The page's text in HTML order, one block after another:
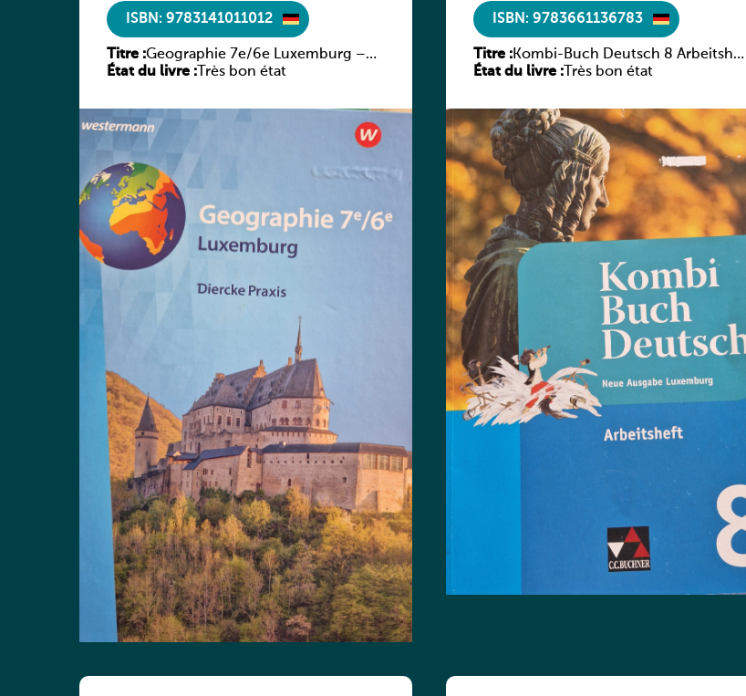
ISBN: 9783141011012
Titre :Geographie 7e/6e Luxemburg –
Diercke Praxis
État du livre : Très bon état
ISBN: 9783661136783
Titre :Kombi-Buch Deutsch 8 Arbeitsheft
(Neue Ausgabe Luxemburg)
État du livre : Très bon état